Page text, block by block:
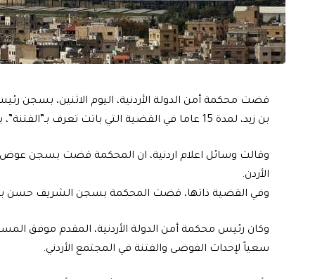
قضت محكمة أمن الدولة الأردنية، اليوم الاثنين، بسجن
بن زيد، لمدة 15 عاما في القضية التي باتت تعرف بـ”الفتنة”، بعد ثبوت تورط المتهمين فيها.
وقالت وسائل اعلام اردنية، ان المحكمة قضت بسجن
الأردن.
وفي القضية ذاتها، قضت المحكمة بسجن الشريف حسن بن زيد لمدة 15 عاما، بعد إدانته
وكان رئيس محكمة أمن الدولة الأردنية، المقدم موفق
سعياً لإحداث الفوضى والفتنة في المجتمع الأردني.